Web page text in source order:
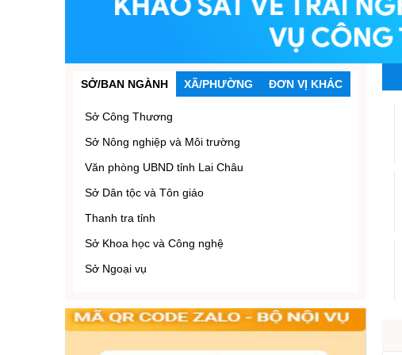
SỞ/BAN NGÀNH XÃ/PHƯỜNG ĐƠN VỊ KHÁC
Sở Công Thương
Sở Nông nghiệp và Môi trường
Văn phòng UBND tỉnh Lai Châu
Sở Dân tộc và Tôn giáo
Thanh tra tỉnh
Sở Khoa học và Công nghệ
Sở Ngoại vụ
Sở Tài chính